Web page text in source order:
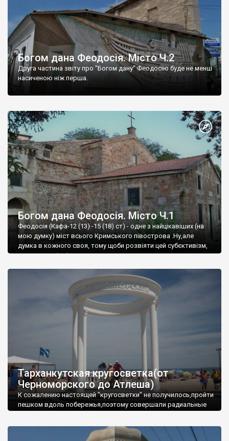
Богом дана Феодосія. Місто Ч.2
Друга частина звіту про "Богом дану" Феодосію буде не менш
насиченою ніж перша.
Богом дана Феодосія. Місто Ч.1
Феодосія (Кафа-12 (13) -15 (18) ст) - одне з найцікавіших (на
мою думку) міст всього Кримського півострова .Ну,але
думка в кожного своя, тому щоби розвіяти цей субєктивізм,
запрошую відвідати це
Тарханкутская кругосветка(от
Черноморского до Атлеша)
К сожалению настоящей "кругосветки" не получилось,пройти
пешком вдоль побережья,поэтому совершали радиальные